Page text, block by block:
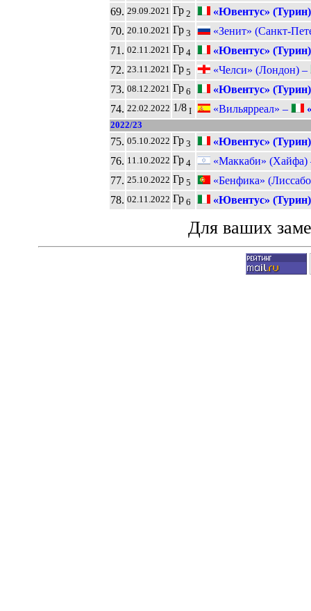
69. 29.09.2021 Гр2 «Ювентус» (Турин)
70. 20.10.2021 Гр3
«Зенит» (Санкт-
71. 02.11.2021 Гр4 «Ювентус» (Турин)
72. 23.11.2021 Гр5
«Челси» (Лондон) –
73. 08.12.2021 Гр6 «Ювентус» (Турин)
74. 22.02.2022 1/8I «Вильярреал» –
2022/23
75. 05.10.2022 Гр3 «Ювентус» (Турин)
76. 11.10.2022 Гр4
«Маккаби» (Хайфа)
77. 25.10.2022 Гр5
«Бенфика»
78. 02.11.2022 Гр6 «Ювентус» (Турин)
Для ваших